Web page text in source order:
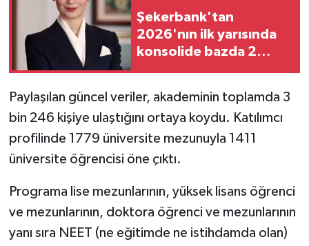
Şekerbank'tan
2026'nın ilk yarısında
konsolide bazda 2
Paylaşılan güncel veriler, akademinin toplamda 3
bin 246 kişiye ulaştığını ortaya koydu. Katılımcı
profilinde 1779 üniversite mezunuyla 1411
üniversite öğrencisi öne çıktı.
Programa lise mezunlarının, yüksek lisans öğrenci
ve mezunlarının, doktora öğrenci ve mezunlarının
yanı sıra NEET (ne eğitimde ne istihdamda olan)